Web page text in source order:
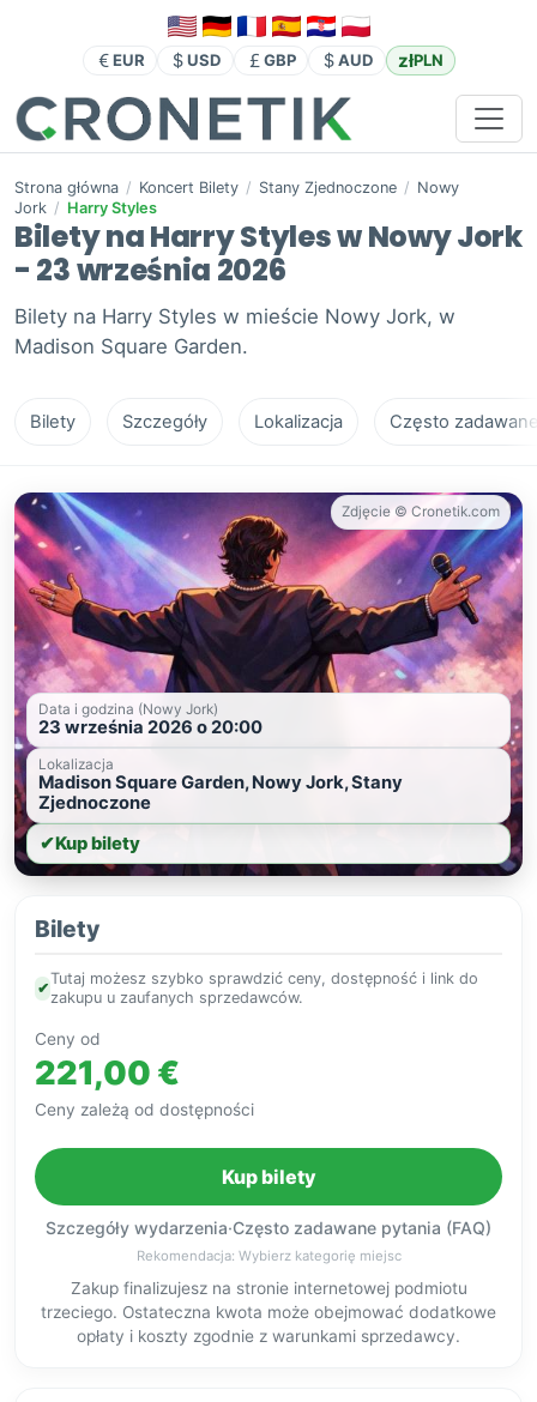
EUR USD GBP AUD złPLN
Strona główna / Koncert Bilety / Stany Zjednoczone / Nowy
Jork / Harry Styles
Bilety na Harry Styles w Nowy Jork
- 23 września 2026
Bilety na Harry Styles w mieście Nowy Jork, w
Madison Square Garden.
Bilety Szczegóły Lokalizacja Często
Zdjęcie © Cronetik.com
Data i godzina (Nowy Jork)
23 września 2026 o 20:00
Lokalizacja
Madison Square Garden, Nowy Jork, Stany
Zjednoczone
✔Kup bilety
Bilety
✔
Tutaj możesz szybko sprawdzić ceny, dostępność i link do
zakupu u zaufanych sprzedawców.
Ceny od
221,00 €
Ceny zależą od dostępności
Kup bilety
Szczegóły wydarzenia·Często zadawane pytania (FAQ)
Rekomendacja: Wybierz kategorię miejsc
Zakup finalizujesz na stronie internetowej podmiotu
trzeciego. Ostateczna kwota może obejmować dodatkowe
opłaty i koszty zgodnie z warunkami sprzedawcy.